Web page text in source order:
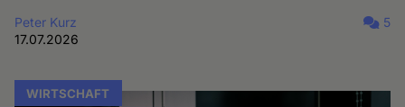
Peter Kurz
17.07.2026
5
WIRTSCHAFT